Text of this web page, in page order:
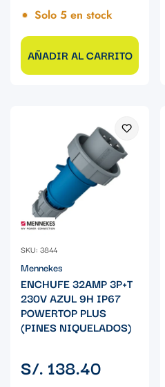
Solo 5 en stock
AÑADIR AL CARRITO
SKU: 3844
Mennekes
ENCHUFE 32AMP 3P+T
230V AZUL 9H IP67
POWERTOP PLUS
(PINES NIQUELADOS)
Precio
regular
S/. 138.40